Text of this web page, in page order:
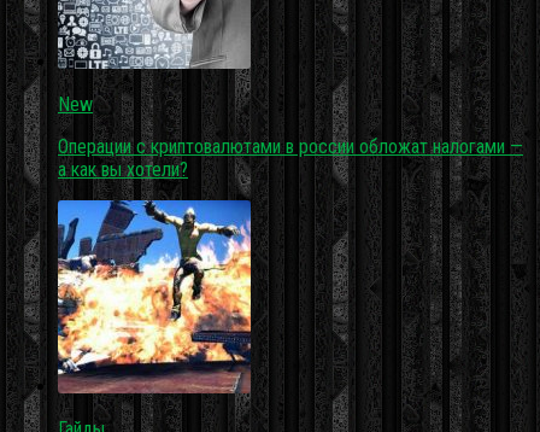
New
Операции с криптовалютами в россии обложат налогами —
а как вы хотели?